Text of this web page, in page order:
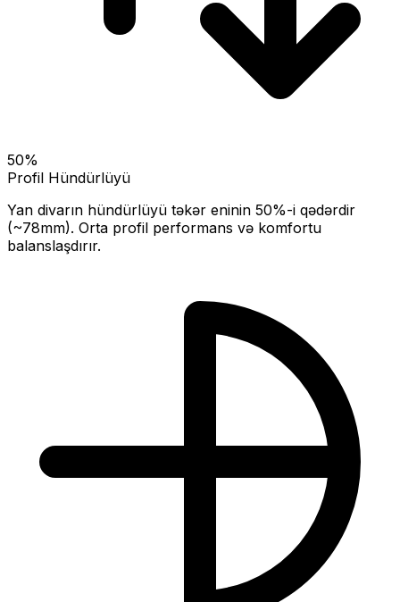
50%
Profil Hündürlüyü
Yan divarın hündürlüyü təkər eninin 50%-i qədərdir
(~78mm). Orta profil performans və komfortu
balanslaşdırır.